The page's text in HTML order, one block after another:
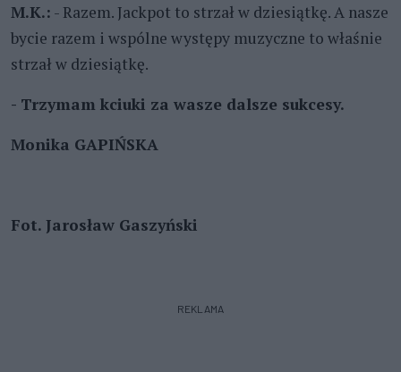
M.K.: - Razem. Jackpot to strzał w dziesiątkę. A nasze
bycie razem i wspólne występy muzyczne to właśnie
strzał w dziesiątkę.
- Trzymam kciuki za wasze dalsze sukcesy.
Monika GAPIŃSKA
Fot. Jarosław Gaszyński
REKLAMA